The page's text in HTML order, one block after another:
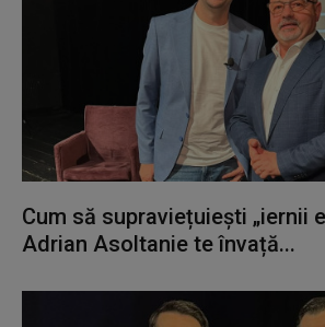
Cum să supraviețuiești „iernii
Adrian Asoltanie te învață...